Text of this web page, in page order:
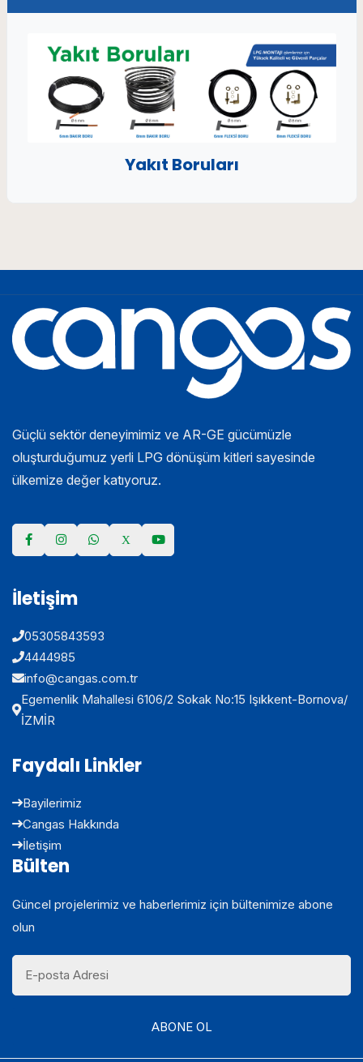
Yakıt Boruları
Güçlü sektör deneyimimiz ve AR-GE gücümüzle
oluşturduğumuz yerli LPG dönüşüm kitleri sayesinde
ülkemize değer katıyoruz.
İletişim
05305843593
4444985
info@cangas.com.tr
Egemenlik Mahallesi 6106/2 Sokak No:15 Işıkkent-Bornova/
İZMİR
Faydalı Linkler
Bayilerimiz
Cangas Hakkında
İletişim
Bülten
Güncel projelerimiz ve haberlerimiz için bültenimize abone
olun
ABONE OL